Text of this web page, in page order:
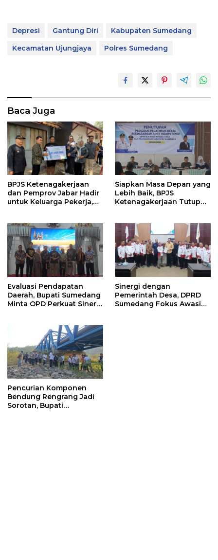
Depresi Gantung Diri
Kabupaten Sumedang
Kecamatan Ujungjaya
Polres Sumedang
Baca Juga
BPJS Ketenagakerjaan
dan Pemprov Jabar Hadir
untuk Keluarga Pekerja,
Siapkan Masa Depan yang
Lebih Baik, BPJS
Ketenagakerjaan Tutup
Evaluasi Pendapatan
Daerah, Bupati Sumedang
Minta OPD Perkuat Sinergi
Sinergi dengan
Pemerintah Desa, DPRD
Sumedang Fokus Awasi
Pencurian Komponen
Bendung Rengrang Jadi
Sorotan, Bupati